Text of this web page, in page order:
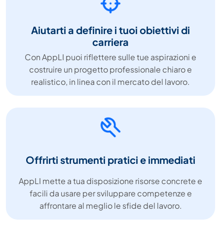
Aiutarti a definire i tuoi obiettivi di
carriera
Con AppLI puoi riflettere sulle tue aspirazioni e
costruire un progetto professionale chiaro e
realistico, in linea con il mercato del lavoro.
Offrirti strumenti pratici e immediati
AppLI mette a tua disposizione risorse concrete e
facili da usare per sviluppare competenze e
affrontare al meglio le sfide del lavoro.